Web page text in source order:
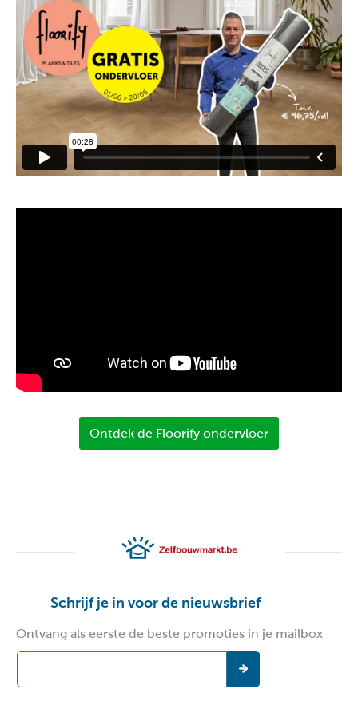
Ontdek de Floorify ondervloer
Schrijf je in voor de nieuwsbrief
Ontvang als eerste de beste promoties in je mailbox